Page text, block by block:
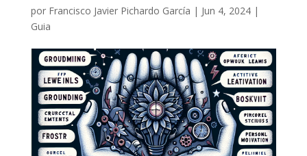
por Francisco Javier Pichardo García | Jun 4, 2024|
Guia